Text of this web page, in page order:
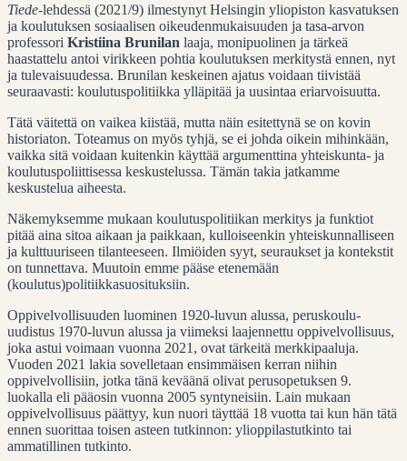
Tiede-lehdessä (2021/9) ilmestynyt Helsingin yliopiston kasvatuksen
ja koulutuksen sosiaalisen oikeudenmukaisuuden ja tasa-arvon
professori Kristiina Brunilan laaja, monipuolinen ja tärkeä
haastattelu antoi virikkeen pohtia koulutuksen merkitystä ennen, nyt
ja tulevaisuudessa. Brunilan keskeinen ajatus voidaan tiivistää
seuraavasti: koulutuspolitiikka ylläpitää ja uusintaa eriarvoisuutta.
Tätä väitettä on vaikea kiistää, mutta näin esitettynä se on kovin
historiaton. Toteamus on myös tyhjä, se ei johda oikein mihinkään,
vaikka sitä voidaan kuitenkin käyttää argumenttina yhteiskunta- ja
koulutuspoliittisessa keskustelussa. Tämän takia jatkamme
keskustelua aiheesta.
Näkemyksemme mukaan koulutuspolitiikan merkitys ja funktiot
pitää aina sitoa aikaan ja paikkaan, kulloiseenkin yhteiskunnalliseen
ja kulttuuriseen tilanteeseen. Ilmiöiden syyt, seuraukset ja kontekstit
on tunnettava. Muutoin emme pääse etenemään
(koulutus)politiikkasuosituksiin.
Oppivelvollisuuden luominen 1920-luvun alussa, peruskoulu-
uudistus 1970-luvun alussa ja viimeksi laajennettu oppivelvollisuus,
joka astui voimaan vuonna 2021, ovat tärkeitä merkkipaaluja.
Vuoden 2021 lakia sovelletaan ensimmäisen kerran niihin
oppivelvollisiin, jotka tänä keväänä olivat perusopetuksen 9.
luokalla eli pääosin vuonna 2005 syntyneisiin. Lain mukaan
oppivelvollisuus päättyy, kun nuori täyttää 18 vuotta tai kun hän tätä
ennen suorittaa toisen asteen tutkinnon: ylioppilastutkinto tai
ammatillinen tutkinto.